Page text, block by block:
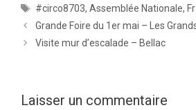
Étiquettes
#circo8703,Assemblée Nationale,
Grande Foire du 1er mai – Les
Visite mur d’escalade – Bellac
Laisser un commentaire